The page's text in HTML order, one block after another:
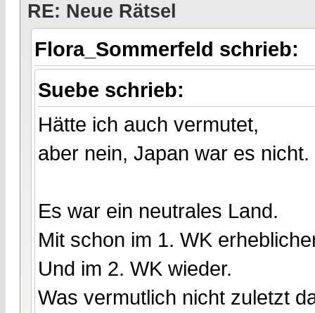
RE: Neue Rätsel
Flora_Sommerfeld schrieb:
Suebe schrieb:
Hätte ich auch vermutet,
aber nein, Japan war es nicht.
Es war ein neutrales Land.
Mit schon im 1. WK
Und im 2. WK wieder.
Was vermutlich nicht zuletzt